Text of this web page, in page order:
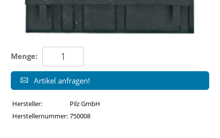
Menge:
Artikel anfragen!
Hersteller:
Pilz GmbH
Herstellernummer: 750008